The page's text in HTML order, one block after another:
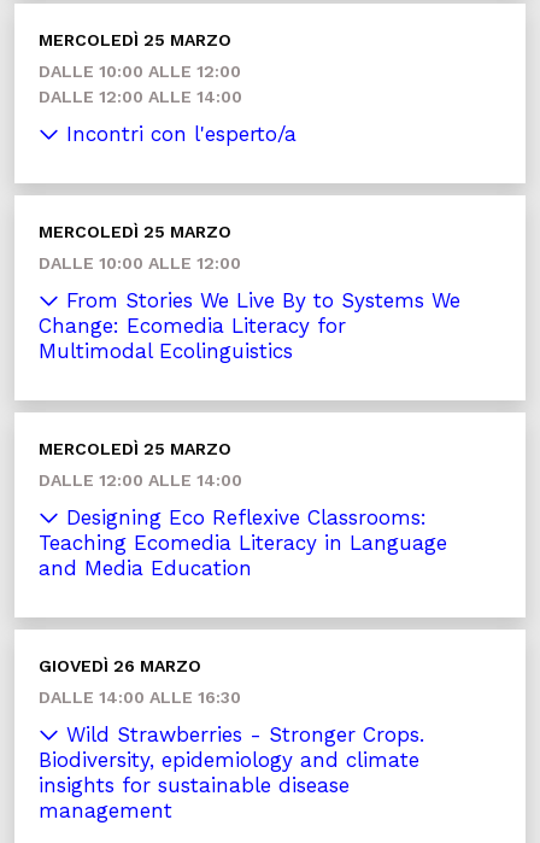
MERCOLEDÌ 25 MARZO
DALLE 10:00 ALLE 12:00
DALLE 12:00 ALLE 14:00
Incontri con l'esperto/a
MERCOLEDÌ 25 MARZO
DALLE 10:00 ALLE 12:00
From Stories We Live By to Systems We
Change: Ecomedia Literacy for
Multimodal Ecolinguistics
MERCOLEDÌ 25 MARZO
DALLE 12:00 ALLE 14:00
Designing Eco Reflexive Classrooms:
Teaching Ecomedia Literacy in Language
and Media Education
GIOVEDÌ 26 MARZO
DALLE 14:00 ALLE 16:30
Wild Strawberries - Stronger Crops.
Biodiversity, epidemiology and climate
insights for sustainable disease
management